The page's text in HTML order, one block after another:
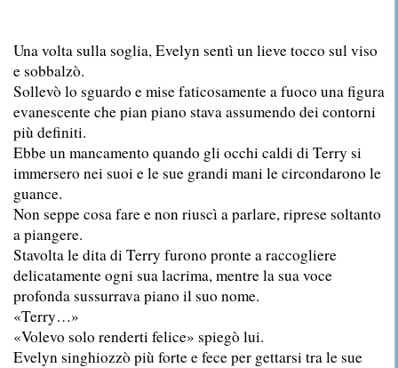
Una volta sulla soglia, Evelyn sentì un lieve tocco sul viso
e sobbalzò.
Sollevò lo sguardo e mise faticosamente a fuoco una figura
evanescente che pian piano stava assumendo dei contorni
più definiti.
Ebbe un mancamento quando gli occhi caldi di Terry si
immersero nei suoi e le sue grandi mani le circondarono le
guance.
Non seppe cosa fare e non riuscì a parlare, riprese soltanto
a piangere.
Stavolta le dita di Terry furono pronte a raccogliere
delicatamente ogni sua lacrima, mentre la sua voce
profonda sussurrava piano il suo nome.
«Terry…»
«Volevo solo renderti felice» spiegò lui.
Evelyn singhiozzò più forte e fece per gettarsi tra le sue